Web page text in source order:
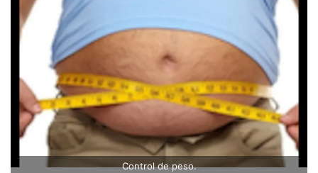
Control de peso.